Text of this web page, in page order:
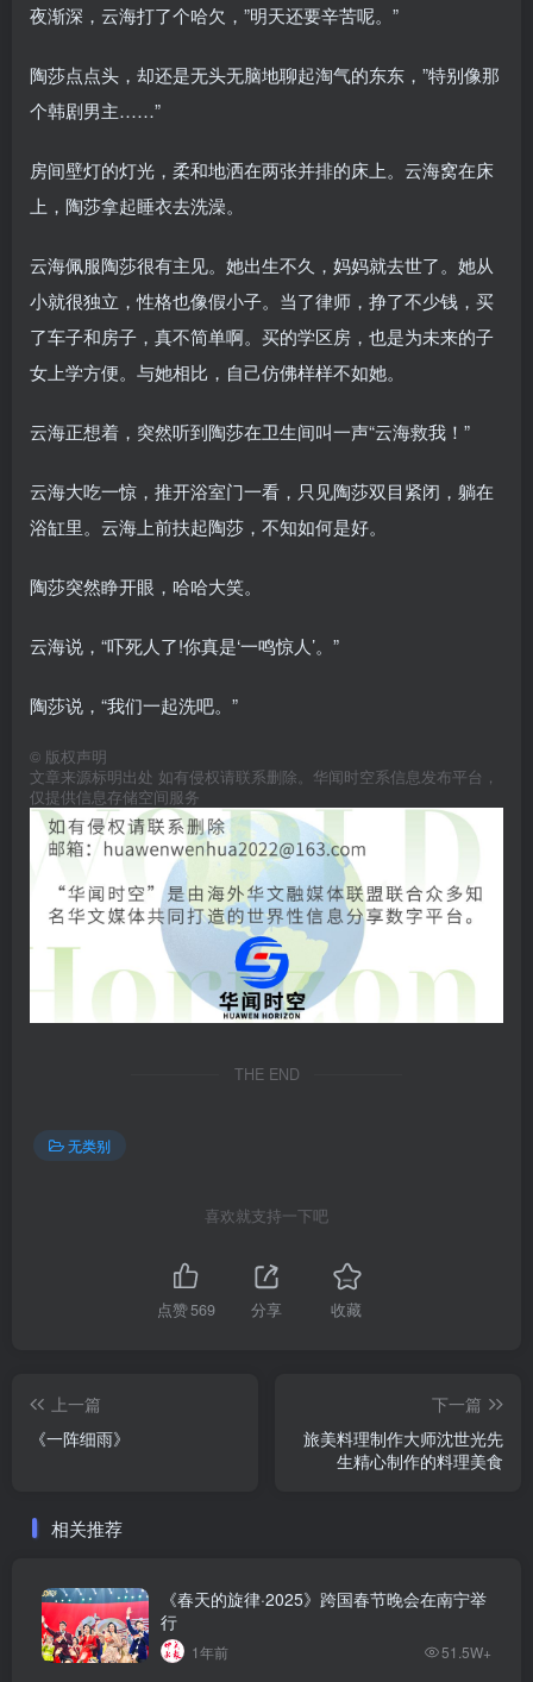
夜渐深，云海打了个哈欠，”明天还要辛苦呢。”
陶莎点点头，却还是无头无脑地聊起淘气的东东，”特别像那
个韩剧男主……”
房间壁灯的灯光，柔和地洒在两张并排的床上。云海窝在床
上，陶莎拿起睡衣去洗澡。
云海佩服陶莎很有主见。她出生不久，妈妈就去世了。她从
小就很独立，性格也像假小子。当了律师，挣了不少钱，买
了车子和房子，真不简单啊。买的学区房，也是为未来的子
女上学方便。与她相比，自己仿佛样样不如她。
云海正想着，突然听到陶莎在卫生间叫一声“云海救我！”
云海大吃一惊，推开浴室门一看，只见陶莎双目紧闭，躺在
浴缸里。云海上前扶起陶莎，不知如何是好。
陶莎突然睁开眼，哈哈大笑。
云海说，“吓死人了!你真是‘一鸣惊人’。”
陶莎说，“我们一起洗吧。”
© 版权声明
文章来源标明出处 如有侵权请联系删除。华闻时空系信息发布平台，
仅提供信息存储空间服务
THE END
无类别
喜欢就支持一下吧
点赞569 分享 收藏
上一篇
《一阵细雨》
下一篇
旅美料理制作大师沈世光先
生精心制作的料理美食
相关推荐
《春天的旋律·2025》跨国春节晚会在南宁举
行
1年前 51.5W+